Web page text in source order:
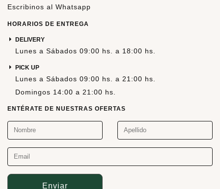
Escribinos al Whatsapp
HORARIOS DE ENTREGA
DELIVERY
Lunes a Sábados 09:00 hs. a 18:00 hs.
PICK UP
Lunes a Sábados 09:00 hs. a 21:00 hs.
Domingos 14:00 a 21:00 hs.
ENTÉRATE DE NUESTRAS OFERTAS
Enviar